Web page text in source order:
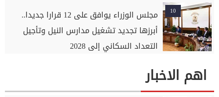
10
مجلس الوزراء يوافق على 12 قرارا جديدا..
أبرزها تجديد تشغيل مدارس النيل وتأجيل
التعداد السكاني إلى 2028
اهم الاخبار